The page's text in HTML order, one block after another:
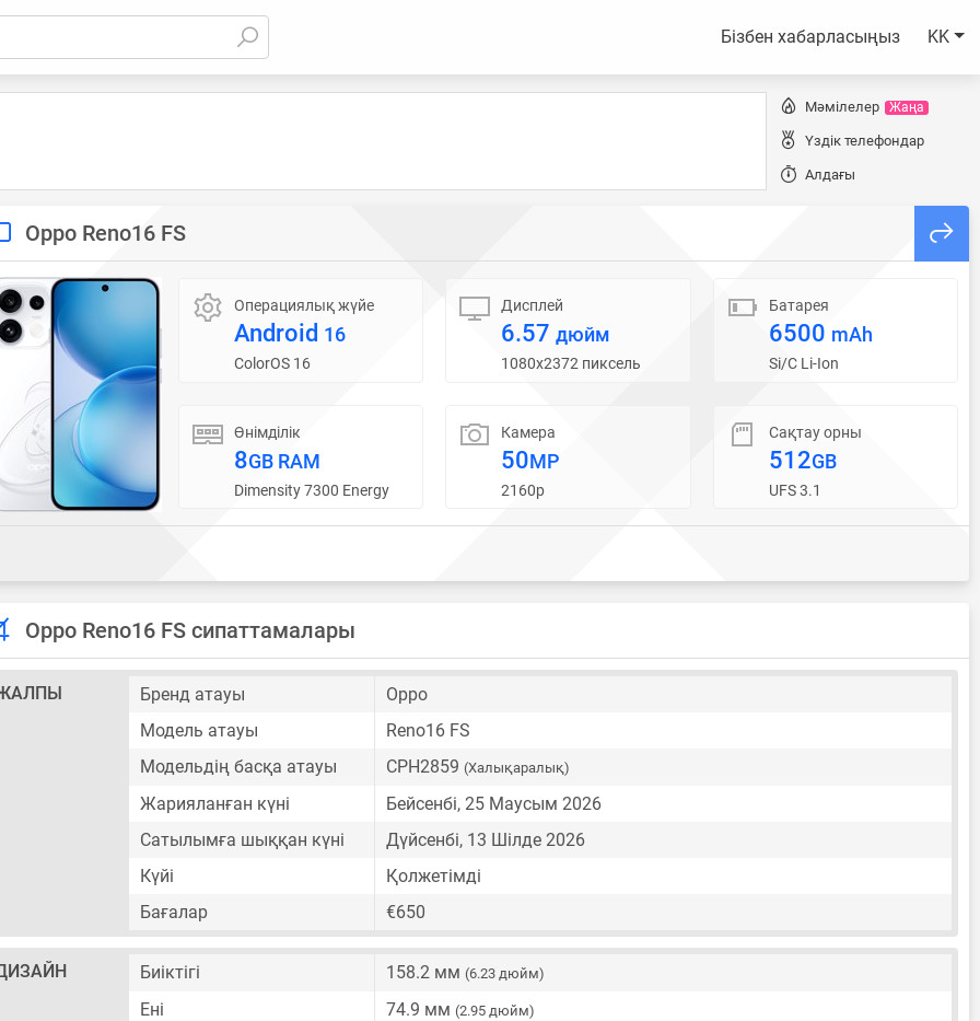
Бізбен хабарласыңыз KK
Мәмілелер Жаңа
Үздік телефондар
Алдағы
Oppo Reno16 FS
Операциялық жүйе
Android 16
ColorOS 16
Дисплей
6.57дюйм
1080x2372 пиксель
Батарея
6500 mAh
Si/C Li-Ion
Өнімділік
8GB RAM
Dimensity 7300 Energy
Камера
50MP
2160p
Сақтау орны
512GB
UFS 3.1
Oppo Reno16 FS сипаттамалары
Бренд атауы
Oppo
Модель атауы
Reno16 FS
Модельдің басқа атауы
CPH2859 (Халықаралық)
Жарияланған күні
Бейсенбі, 25 Маусым 2026
Сатылымға шыққан күні
Дүйсенбі, 13 Шілде 2026
Күйі
Қолжетімді
Бағалар
€650
Биіктігі 158.2 мм (6.23 дюйм)
Ені 74.9 мм (2.95 дюйм)